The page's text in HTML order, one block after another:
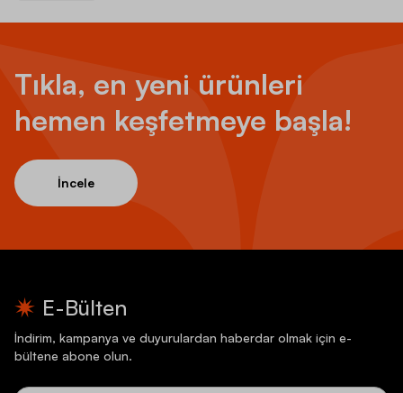
Tıkla, en yeni ürünleri
hemen keşfetmeye başla!
İncele
E-Bülten
İndirim, kampanya ve duyurulardan haberdar olmak için e-
bültene abone olun.